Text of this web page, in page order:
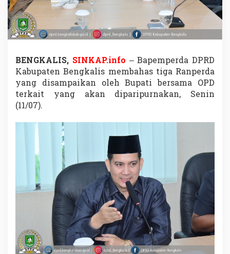
a
n
3
R
n
p
e
r
d
BENGKALIS, SINKAP.info – Bapemperda DPRD
Kabupaten Bengkalis membahas tiga Ranperda
yang disampaikan oleh Bupati bersama OPD
terkait yang akan diparipurnakan, Senin
(11/07).